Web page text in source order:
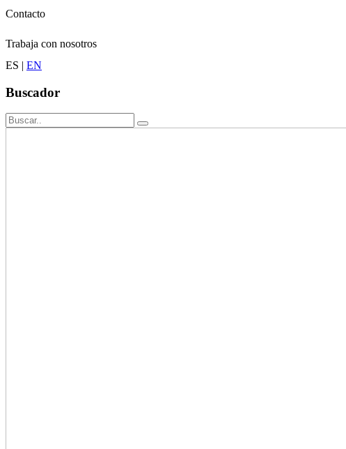
Contacto
Trabaja con nosotros
ES | EN
Buscador